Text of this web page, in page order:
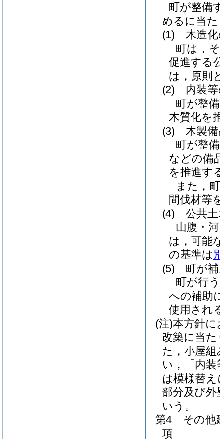
町が整備
めるに当
(1) 木造化
町は，
促進する
は，原則
(2) 内装等
町が整
木質化を
(3) 木製備
町が整
などの備
を推進す
また，
間伐材等
(4) 公共土
山腹・
は，可能
の基準は
(5) 町が補
町が行
への補助
使用され
(注)本方針に
改築に当
た，小屋
い，「内
は模様替
部分及び
いう。
第4 その他
項